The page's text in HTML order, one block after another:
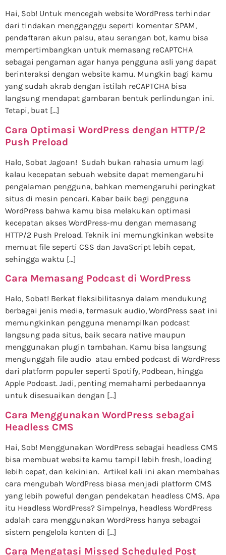
Hai, Sob! Untuk mencegah website WordPress terhindar
dari tindakan mengganggu seperti komentar SPAM,
pendaftaran akun palsu, atau serangan bot, kamu bisa
mempertimbangkan untuk memasang reCAPTCHA
sebagai pengaman agar hanya pengguna asli yang dapat
berinteraksi dengan website kamu. Mungkin bagi kamu
yang sudah akrab dengan istilah reCAPTCHA bisa
langsung mendapat gambaran bentuk perlindungan ini.
Tetapi, buat […]
Cara Optimasi WordPress dengan HTTP/2
Push Preload
Halo, Sobat Jagoan! Sudah bukan rahasia umum lagi
kalau kecepatan sebuah website dapat memengaruhi
pengalaman pengguna, bahkan memengaruhi peringkat
situs di mesin pencari. Kabar baik bagi pengguna
WordPress bahwa kamu bisa melakukan optimasi
kecepatan akses WordPress-mu dengan memasang
HTTP/2 Push Preload. Teknik ini memungkinkan website
memuat file seperti CSS dan JavaScript lebih cepat,
sehingga waktu […]
Cara Memasang Podcast di WordPress
Halo, Sobat! Berkat fleksibilitasnya dalam mendukung
berbagai jenis media, termasuk audio, WordPress saat ini
memungkinkan pengguna menampilkan podcast
langsung pada situs, baik secara native maupun
menggunakan plugin tambahan. Kamu bisa langsung
mengunggah file audio atau embed podcast di WordPress
dari platform populer seperti Spotify, Podbean, hingga
Apple Podcast. Jadi, penting memahami perbedaannya
untuk disesuaikan dengan […]
Cara Menggunakan WordPress sebagai
Headless CMS
Hai, Sob! Menggunakan WordPress sebagai headless CMS
bisa membuat website kamu tampil lebih fresh, loading
lebih cepat, dan kekinian. Artikel kali ini akan membahas
cara mengubah WordPress biasa menjadi platform CMS
yang lebih poweful dengan pendekatan headless CMS. Apa
itu Headless WordPress? Simpelnya, headless WordPress
adalah cara menggunakan WordPress hanya sebagai
sistem pengelola konten di […]
Cara Mengatasi Missed Scheduled Post